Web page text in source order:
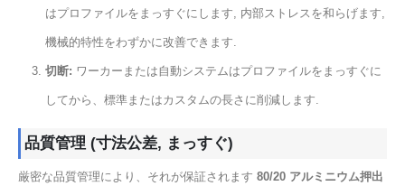
はプロファイルをまっすぐにします, 内部ストレスを和らげます,
機械的特性をわずかに改善できます.
切断: ワーカーまたは自動システムはプロファイルをまっすぐに
してから、標準またはカスタムの長さに削減します.
品質管理 (寸法公差, まっすぐ)
厳密な品質管理により、それが保証されます 80/20 アルミニウム押出